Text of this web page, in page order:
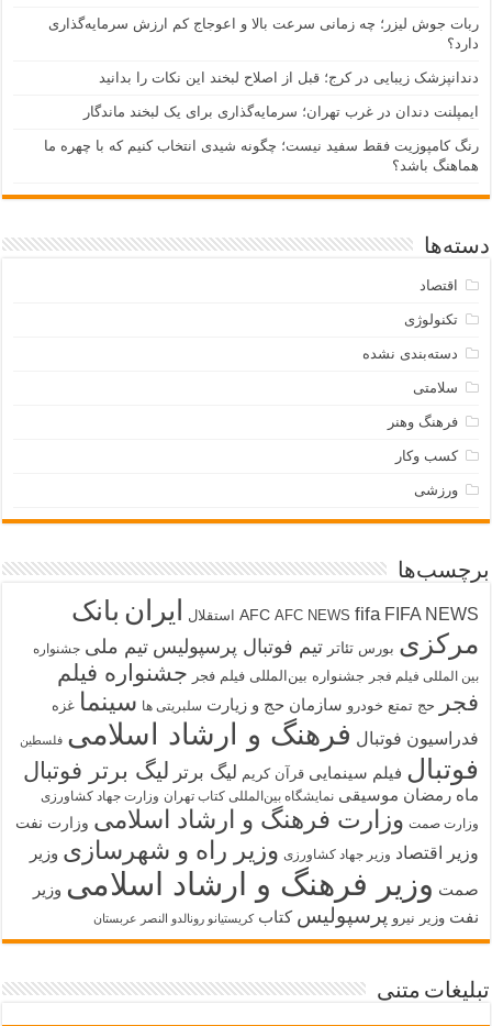
جوش لیزر؛ چه زمانی سرعت بالا و اعوجاج کم ارزش سرمایه‌گذاری
زیبایی در کرج؛ قبل از اصلاح لبخند این نکات را بدانید
دندان در غرب تهران؛ سرمایه‌گذاری برای یک لبخند ماندگار
کامپوزیت فقط سفید نیست؛ چگونه شیدی انتخاب کنیم که با چهره ما
باشد؟
اقتصاد
تکنولوژی
دسته‌بندی نشده
سلامتی
فرهنگ وهنر
کسب وکار
ورزشی
AFC AFC NEWS fifa FIFA استقلال ایران بانک
بورس تئاتر تیم فوتبال پرسپولیس تیم ملی جشنواره
المللی فیلم فجر جشنواره بین‌المللی فیلم فجر جشنواره فیلم
حج تمتع خودرو سازمان حج و زیارت سلبریتی ها سینما غزه
فوتبال فرهنگ و ارشاد اسلامی فلسطین
فیلم سینمایی قرآن کریم لیگ برتر لیگ برتر فوتبال
رمضان موسیقی نمایشگاه بین‌المللی کتاب تهران وزارت جهاد کشاورزی
صمت وزارت فرهنگ و ارشاد اسلامی وزارت نفت
اقتصاد وزیر جهاد کشاورزی وزیر راه و شهرسازی وزیر
وزیر فرهنگ و ارشاد اسلامی
وزیر
وزیر نیرو پرسپولیس کتاب کریستیانو رونالدو النصر عربستان
متنی